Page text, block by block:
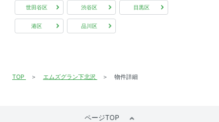
世田谷区 渋谷区 目黒区
港区 品川区
TOP エムズグラン下北沢 物件詳細
ページTOP